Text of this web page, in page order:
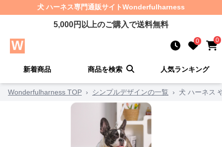
犬 ハーネス専門通販サイトWonderfulharness
5,000円以上のご購入で送料無料
0 0
新着商品 商品を検索 人気ランキング
Wonderfulharness TOP › シンプルデザインの一覧 › 犬 ハーネス